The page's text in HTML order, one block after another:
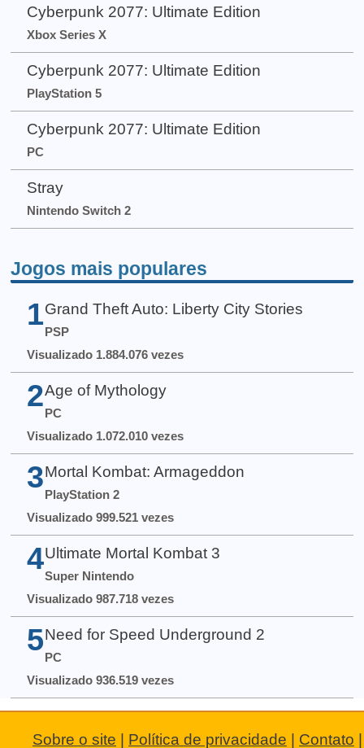
Cyberpunk 2077: Ultimate Edition
Xbox Series X
Cyberpunk 2077: Ultimate Edition
PlayStation 5
Cyberpunk 2077: Ultimate Edition
PC
Stray
Nintendo Switch 2
Jogos mais populares
1 Grand Theft Auto: Liberty City Stories
PSP
Visualizado 1.884.076 vezes
2 Age of Mythology
PC
Visualizado 1.072.010 vezes
3 Mortal Kombat: Armageddon
PlayStation 2
Visualizado 999.521 vezes
4 Ultimate Mortal Kombat 3
Super Nintendo
Visualizado 987.718 vezes
5 Need for Speed Underground 2
PC
Visualizado 936.519 vezes
Sobre o site | Política de privacidade | Contato |